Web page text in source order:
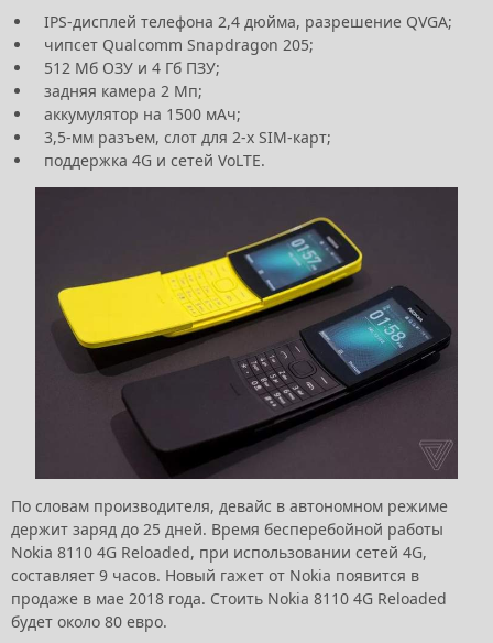
IPS-дисплей телефона 2,4 дюйма, разрешение QVGA;
чипсет Qualcomm Snapdragon 205;
512 Мб ОЗУ и 4 Гб ПЗУ;
задняя камера 2 Мп;
аккумулятор на 1500 мАч;
3,5-мм разъем, слот для 2-x SIM-карт;
поддержка 4G и сетей VoLTE.
По словам производителя, девайс в автономном режиме
держит заряд до 25 дней. Время бесперебойной работы
Nokia 8110 4G Reloaded, при использовании сетей 4G,
составляет 9 часов. Новый гажет от Nokia появится в
продаже в мае 2018 года. Стоить Nokia 8110 4G Reloaded
будет около 80 евро.